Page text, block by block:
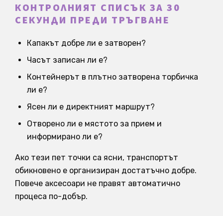
КОНТРОЛНИЯТ СПИСЪК ЗА 30
СЕКУНДИ ПРЕДИ ТРЪГВАНЕ
Капакът добре ли е затворен?
Часът записан ли е?
Контейнерът в плътно затворена торбичка
ли е?
Ясен ли е директният маршрут?
Отворено ли е мястото за прием и
информирано ли е?
Ако тези пет точки са ясни, транспортът
обикновено е организиран достатъчно добре.
Повече аксесоари не правят автоматично
процеса по-добър.